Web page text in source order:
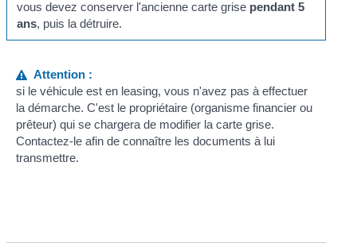
vous devez conserver l'ancienne carte grise pendant 5
ans, puis la détruire.
Attention :
si le véhicule est en leasing, vous n'avez pas à effectuer
la démarche. C'est le propriétaire (organisme financier ou
prêteur) qui se chargera de modifier la carte grise.
Contactez-le afin de connaître les documents à lui
transmettre.